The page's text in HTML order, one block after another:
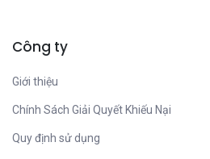
Công ty
Giới thiệu
Chính Sách Giải Quyết Khiếu Nại
Quy định sử dụng